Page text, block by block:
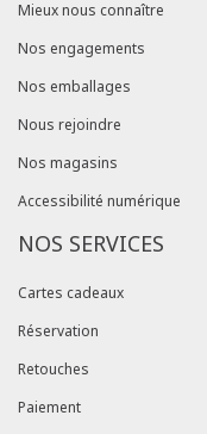
Mieux nous connaître
Nos engagements
Nos emballages
Nous rejoindre
Nos magasins
Accessibilité numérique
NOS SERVICES
Cartes cadeaux
Réservation
Retouches
Paiement